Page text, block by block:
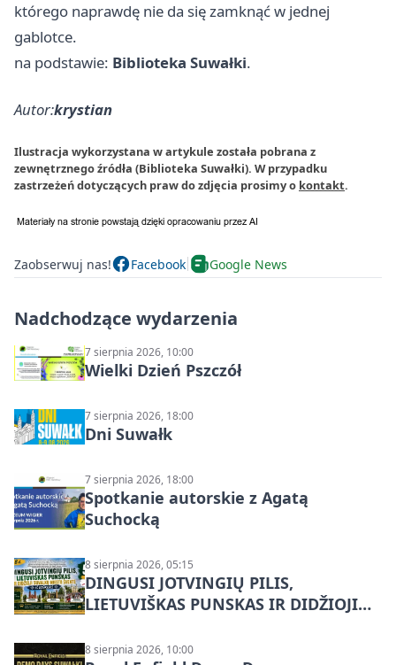
którego naprawdę nie da się zamknąć w jednej
gablotce.
na podstawie: Biblioteka Suwałki.
Autor:krystian
Ilustracja wykorzystana w artykule została pobrana z
zewnętrznego źródła (Biblioteka Suwałki). W przypadku
zastrzeżeń dotyczących praw do zdjęcia prosimy o kontakt.
Zaobserwuj nas! Facebook Google News
Nadchodzące wydarzenia
7 sierpnia 2026, 10:00
Wielki Dzień Pszczół
7 sierpnia 2026, 18:00
Dni Suwałk
7 sierpnia 2026, 18:00
Spotkanie autorskie z Agatą
Suchocką
8 sierpnia 2026, 05:15
DINGUSI JOTVINGIŲ PILIS,
LIETUVIŠKAS PUNSKAS IR DIDŽIOJI
DZŪKIJOS – jednodienė kelionė
8 sierpnia 2026, 10:00